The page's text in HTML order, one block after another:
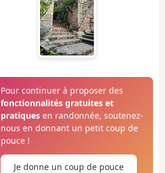
Pour continuer à proposer des
fonctionnalités gratuites et
pratiquesen randonnée, soutenez-
nous en donnant un petit coup de
pouce !
Je donne un coup de pouce